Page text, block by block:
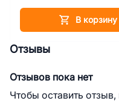
В корзину
Отзывы
Отзывов пока нет
Чтобы оставить